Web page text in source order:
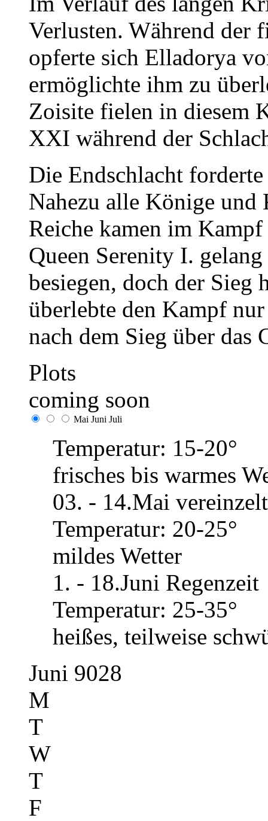
Verlusten. Während der
opferte sich Elladorya
ermöglichte ihm zu
Zoisite fielen in diesem
XXI während der
Die Endschlacht
Nahezu alle Könige
Reiche kamen im
Queen Serenity I.
besiegen, doch der Sieg
überlebte den Kampf
nach dem Sieg über das
Plots
coming soon
Mai Juni Juli
Temperatur: 15-20°
frisches bis warmes
03. - 14.Mai
Temperatur: 20-25°
mildes Wetter
1. - 18.Juni Regenzeit
Temperatur: 25-35°
heißes, teilweise
Juni 9028
M
T
W
T
F